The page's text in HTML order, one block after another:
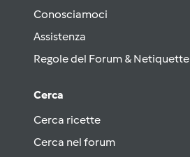
Conosciamoci
Assistenza
Regole del Forum & Netiquette
Cerca
Cerca ricette
Cerca nel forum